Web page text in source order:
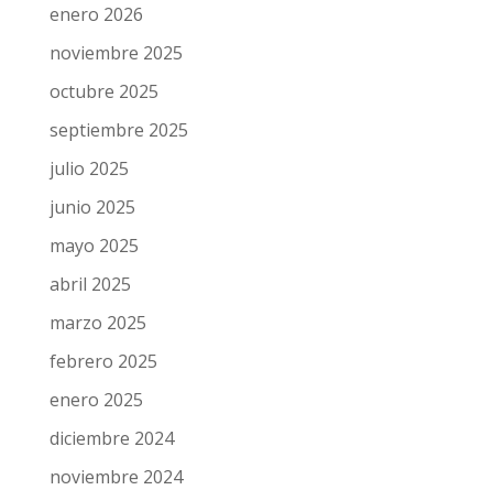
enero 2026
noviembre 2025
octubre 2025
septiembre 2025
julio 2025
junio 2025
mayo 2025
abril 2025
marzo 2025
febrero 2025
enero 2025
diciembre 2024
noviembre 2024